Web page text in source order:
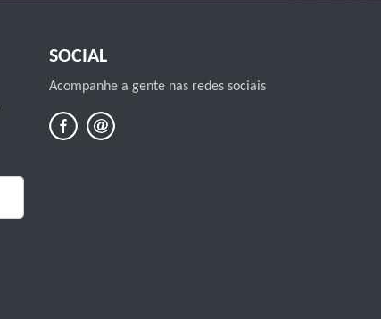
SOCIAL
Acompanhe a gente nas redes sociais